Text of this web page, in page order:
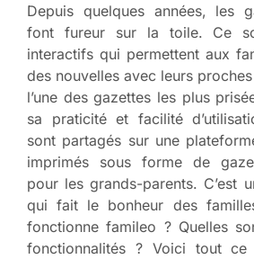
Depuis quelques années, les
font fureur sur la toile. Ce
interactifs qui permettent aux
des nouvelles avec leurs
l’une des gazettes les plus
sa praticité et facilité
sont partagés sur une
imprimés sous forme de
pour les grands-parents. C’est
qui fait le bonheur des
fonctionne famileo ? Quelles
fonctionnalités ? Voici tout